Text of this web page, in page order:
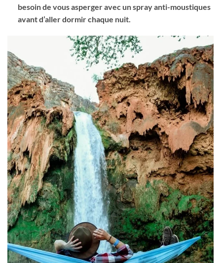
besoin de vous asperger avec un spray anti-moustiques
avant d’aller dormir chaque nuit.